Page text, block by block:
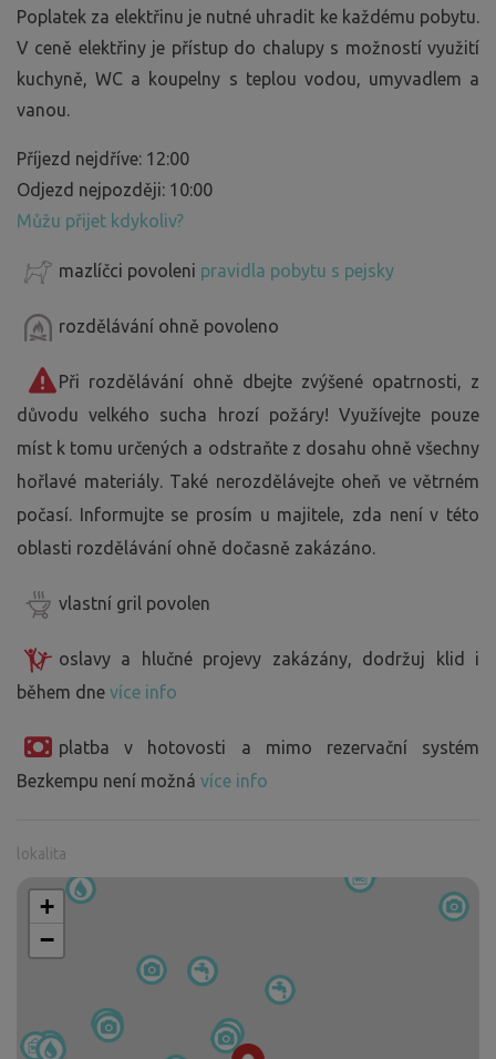
Poplatek za elektřinu je nutné uhradit ke každému pobytu.
V ceně elektřiny je přístup do chalupy s možností využití
kuchyně, WC a koupelny s teplou vodou, umyvadlem a
vanou.
Příjezd nejdříve: 12:00
Odjezd nejpozději: 10:00
Můžu přijet kdykoliv?
mazlíčci povoleni pravidla pobytu s pejsky
rozdělávání ohně povoleno
Při rozdělávání ohně dbejte zvýšené opatrnosti, z
důvodu velkého sucha hrozí požáry! Využívejte pouze
míst k tomu určených a odstraňte z dosahu ohně všechny
hořlavé materiály. Také nerozdělávejte oheň ve větrném
počasí. Informujte se prosím u majitele, zda není v této
oblasti rozdělávání ohně dočasně zakázáno.
vlastní gril povolen
oslavy a hlučné projevy zakázány, dodržuj klid i
během dne více info
platba v hotovosti a mimo rezervační systém
Bezkempu není možná více info
lokalita
+
−